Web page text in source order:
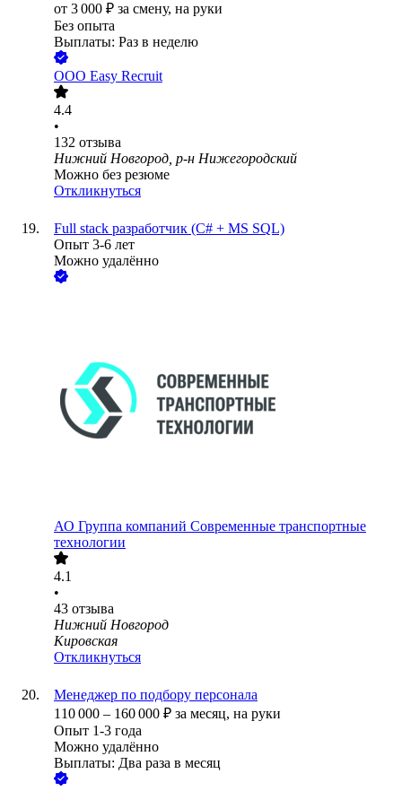
от 3 000 ₽ за смену, на руки
Без опыта
Выплаты: Раз в неделю
ООО Easy Recruit
4.4
•
132 отзыва
Нижний Новгород, р-н Нижегородский
Можно без резюме
Откликнуться
Full stack разработчик (C# + MS SQL)
Опыт 3-6 лет
Можно удалённо
АО Группа компаний Современные транспортные
технологии
4.1
•
43 отзыва
Нижний Новгород
Кировская
Откликнуться
Менеджер по подбору персонала
110 000 – 160 000 ₽ за месяц, на руки
Опыт 1-3 года
Можно удалённо
Выплаты: Два раза в месяц